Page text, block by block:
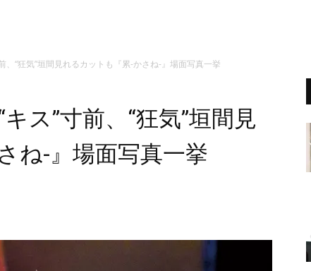
、“狂気”垣間見れるカットも『累-かさね-』場面写真一挙
ス”寸前、“狂気”垣間見
ね-』場面写真一挙